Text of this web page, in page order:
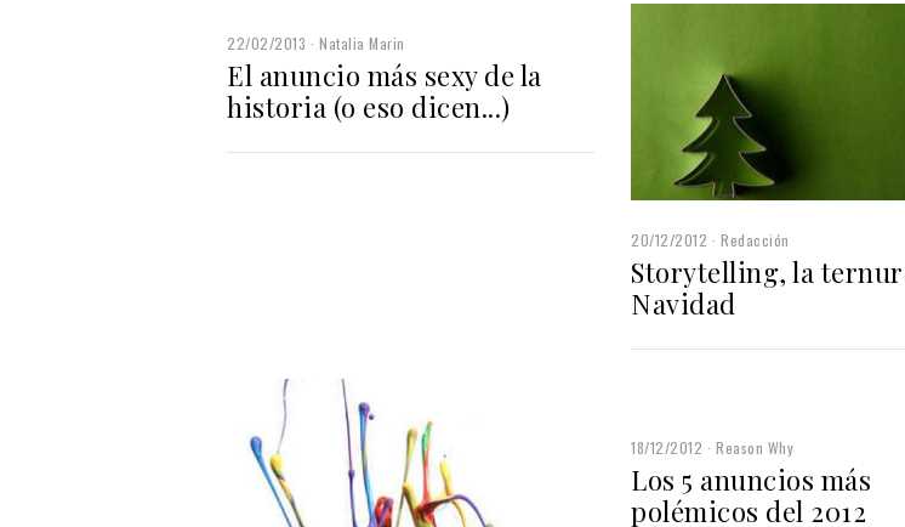
22/02/2013 Natalia Marin
El anuncio más sexy de la
historia (o eso dicen...)
20/12/2012 Redacción
Storytelling, la
Navidad
18/12/2012 Reason Why
Los 5 anuncios más
polémicos del 2012